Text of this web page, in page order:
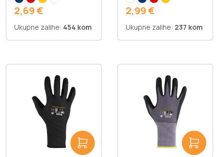
2,69 €
Ukupne zalihe: 454 kom
2,99 €
Ukupne zalihe: 237 kom